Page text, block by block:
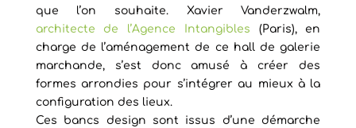
que l’on souhaite. Xavier Vanderzwalm,
architecte de l’Agence Intangibles (Paris), en
charge de l’aménagement de ce hall de galerie
marchande, s’est donc amusé à créer des
formes arrondies pour s’intégrer au mieux à la
configuration des lieux.
Ces bancs design sont issus d’une démarche